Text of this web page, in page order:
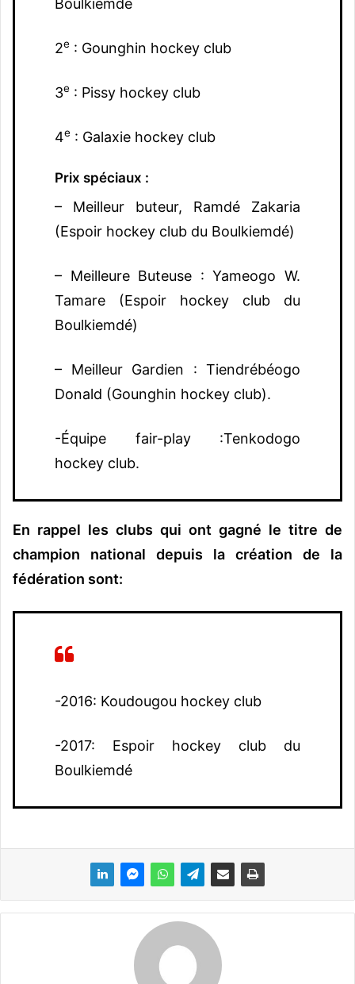
Boulkiemdé
2e : Gounghin hockey club
3e : Pissy hockey club
4e : Galaxie hockey club
Prix spéciaux :
– Meilleur buteur, Ramdé Zakaria
(Espoir hockey club du Boulkiemdé)
– Meilleure Buteuse : Yameogo W.
Tamare (Espoir hockey club du
Boulkiemdé)
– Meilleur Gardien : Tiendrébéogo
Donald (Gounghin hockey club).
-Équipe fair-play :Tenkodogo
hockey club.
En rappel les clubs qui ont gagné le titre de
champion national depuis la création de la
fédération sont:
-2016: Koudougou hockey club
-2017: Espoir hockey club du
Boulkiemdé